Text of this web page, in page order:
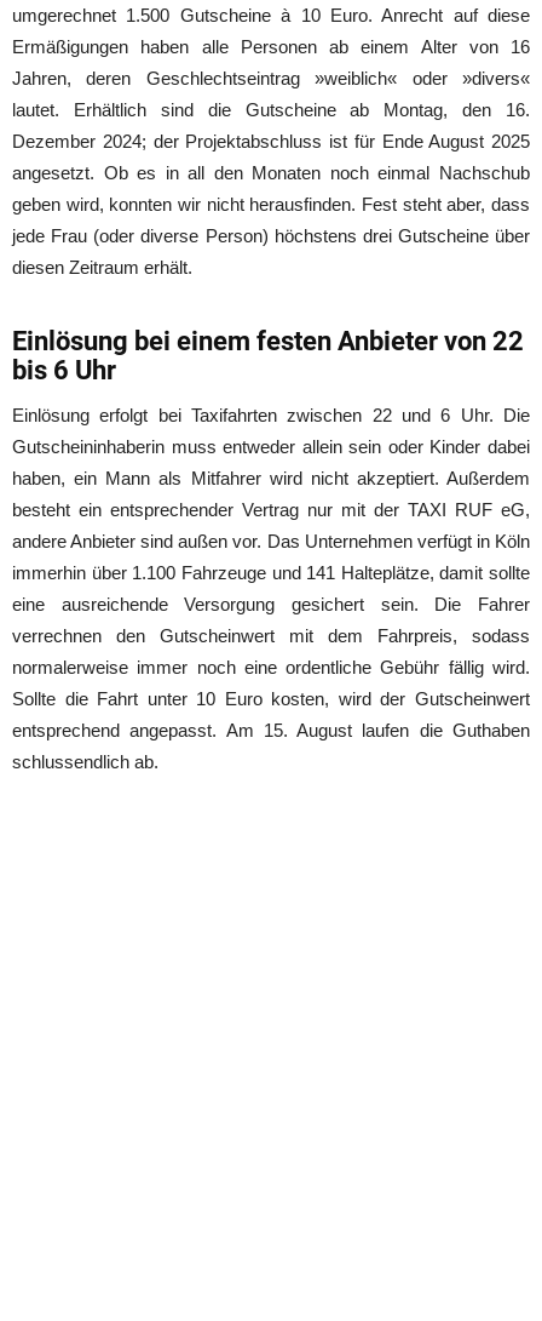
umgerechnet 1.500 Gutscheine à 10 Euro. Anrecht auf diese
Ermäßigungen haben alle Personen ab einem Alter von 16
Jahren, deren Geschlechtseintrag »weiblich« oder »divers«
lautet. Erhältlich sind die Gutscheine ab Montag, den 16.
Dezember 2024; der Projektabschluss ist für Ende August 2025
angesetzt. Ob es in all den Monaten noch einmal Nachschub
geben wird, konnten wir nicht herausfinden. Fest steht aber, dass
jede Frau (oder diverse Person) höchstens drei Gutscheine über
diesen Zeitraum erhält.
Einlösung bei einem festen Anbieter von 22
bis 6 Uhr
Einlösung erfolgt bei Taxifahrten zwischen 22 und 6 Uhr. Die
Gutscheininhaberin muss entweder allein sein oder Kinder dabei
haben, ein Mann als Mitfahrer wird nicht akzeptiert. Außerdem
besteht ein entsprechender Vertrag nur mit der TAXI RUF eG,
andere Anbieter sind außen vor. Das Unternehmen verfügt in Köln
immerhin über 1.100 Fahrzeuge und 141 Halteplätze, damit sollte
eine ausreichende Versorgung gesichert sein. Die Fahrer
verrechnen den Gutscheinwert mit dem Fahrpreis, sodass
normalerweise immer noch eine ordentliche Gebühr fällig wird.
Sollte die Fahrt unter 10 Euro kosten, wird der Gutscheinwert
entsprechend angepasst. Am 15. August laufen die Guthaben
schlussendlich ab.